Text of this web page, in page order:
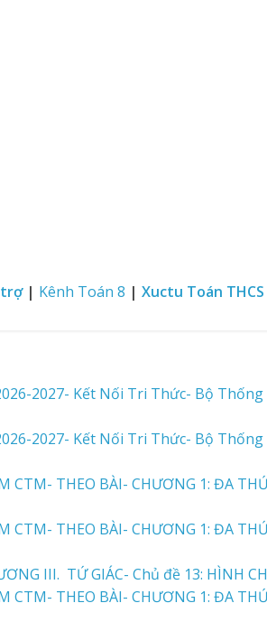
| Kênh Toán 8 | Xuctu Toán THCS
2027- Kết Nối Tri Thức- Bộ
2027- Kết Nối Tri Thức- Bộ
CTM- THEO BÀI- CHƯƠNG 1: ĐA
CTM- THEO BÀI- CHƯƠNG 1: ĐA
III. TỨ GIÁC- Chủ đề 13: HÌNH
CTM- THEO BÀI- CHƯƠNG 1: ĐA